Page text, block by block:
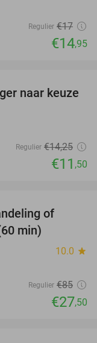
Regulier €17
€14,95
19%
naar keuze
Regulier €14,25
€11 ,50
of
min)
10.0 star
Regulier €85
€27,50